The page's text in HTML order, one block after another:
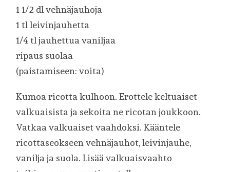
1 1/2 dl vehnäjauhoja
1 tl leivinjauhetta
1/4 tl jauhettua vaniljaa
ripaus suolaa
(paistamiseen: voita)
Kumoa ricotta kulhoon. Erottele keltuaiset
valkuaisista ja sekoita ne ricotan joukkoon.
Vatkaa valkuaiset vaahdoksi. Kääntele
ricottaseokseen vehnäjauhot, leivinjauhe,
vanilja ja suola. Lisää valkuaisvaahto